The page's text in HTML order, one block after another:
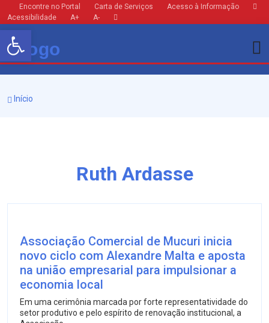
Barra de Ferramentas Aberta
Encontre no Portal Carta de Serviços
Acesso à Informação
Acessibilidade
A+ A-
Início
Ruth Ardasse
Associação Comercial de Mucuri inicia
novo ciclo com Alexandre Malta e aposta
na união empresarial para impulsionar a
economia local
Em uma cerimônia marcada por forte representatividade do
setor produtivo e pelo espírito de renovação institucional, a